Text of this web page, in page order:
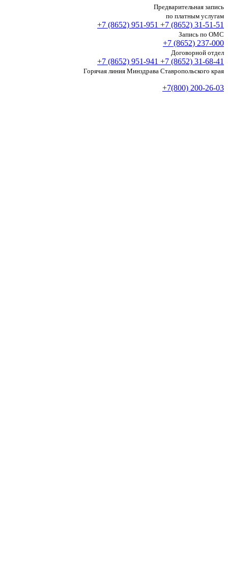
Предварительная запись
по платным услугам
+7 (8652) 951-951 +7 (8652) 31-51-51
Запись по ОМС
+7 (8652) 237-000
Договорной отдел
+7 (8652) 951-941 +7 (8652) 31-68-41
Горячая линия Минздрава Ставропольского края
+7(800) 200-26-03